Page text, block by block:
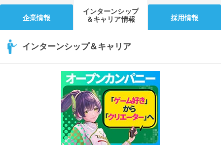
企業情報
インターンシップ
＆キャリア情報
採用情報
インターンシップ＆キャリア